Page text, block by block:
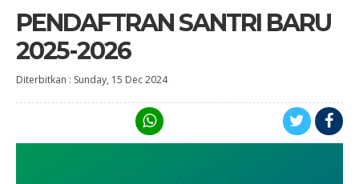
PENDAFTRAN SANTRI BARU
2025-2026
Diterbitkan : Sunday, 15 Dec 2024